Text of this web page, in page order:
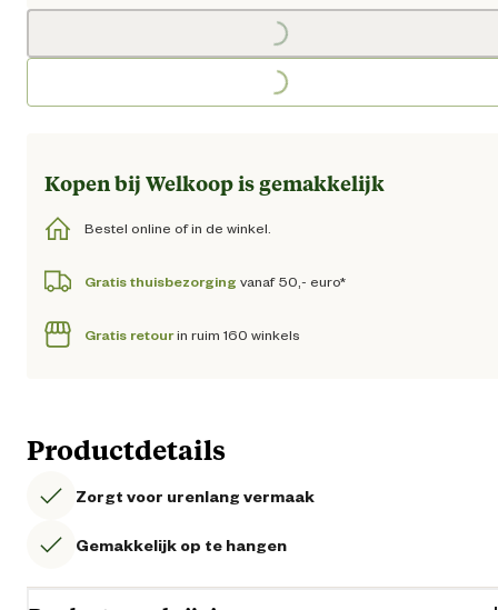
Loading...
Loading...
Kopen bij Welkoop is gemakkelijk
Bestel online of in de winkel.
Gratis thuisbezorging vanaf 50,- euro*
Gratis retourin ruim 160 winkels
Productdetails
Zorgt voor urenlang vermaak
Gemakkelijk op te hangen